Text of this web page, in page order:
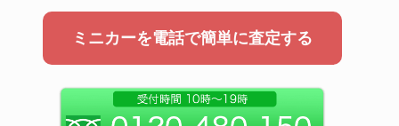
ミニカーを電話で簡単に査定する